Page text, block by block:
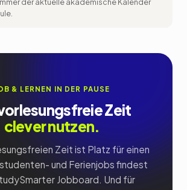
& LERNEN IN DER PAUSE
Zeit
clever nutzen.
Zeit ist Platz für einen
und Ferienjobs findest
Jobboard. Und für